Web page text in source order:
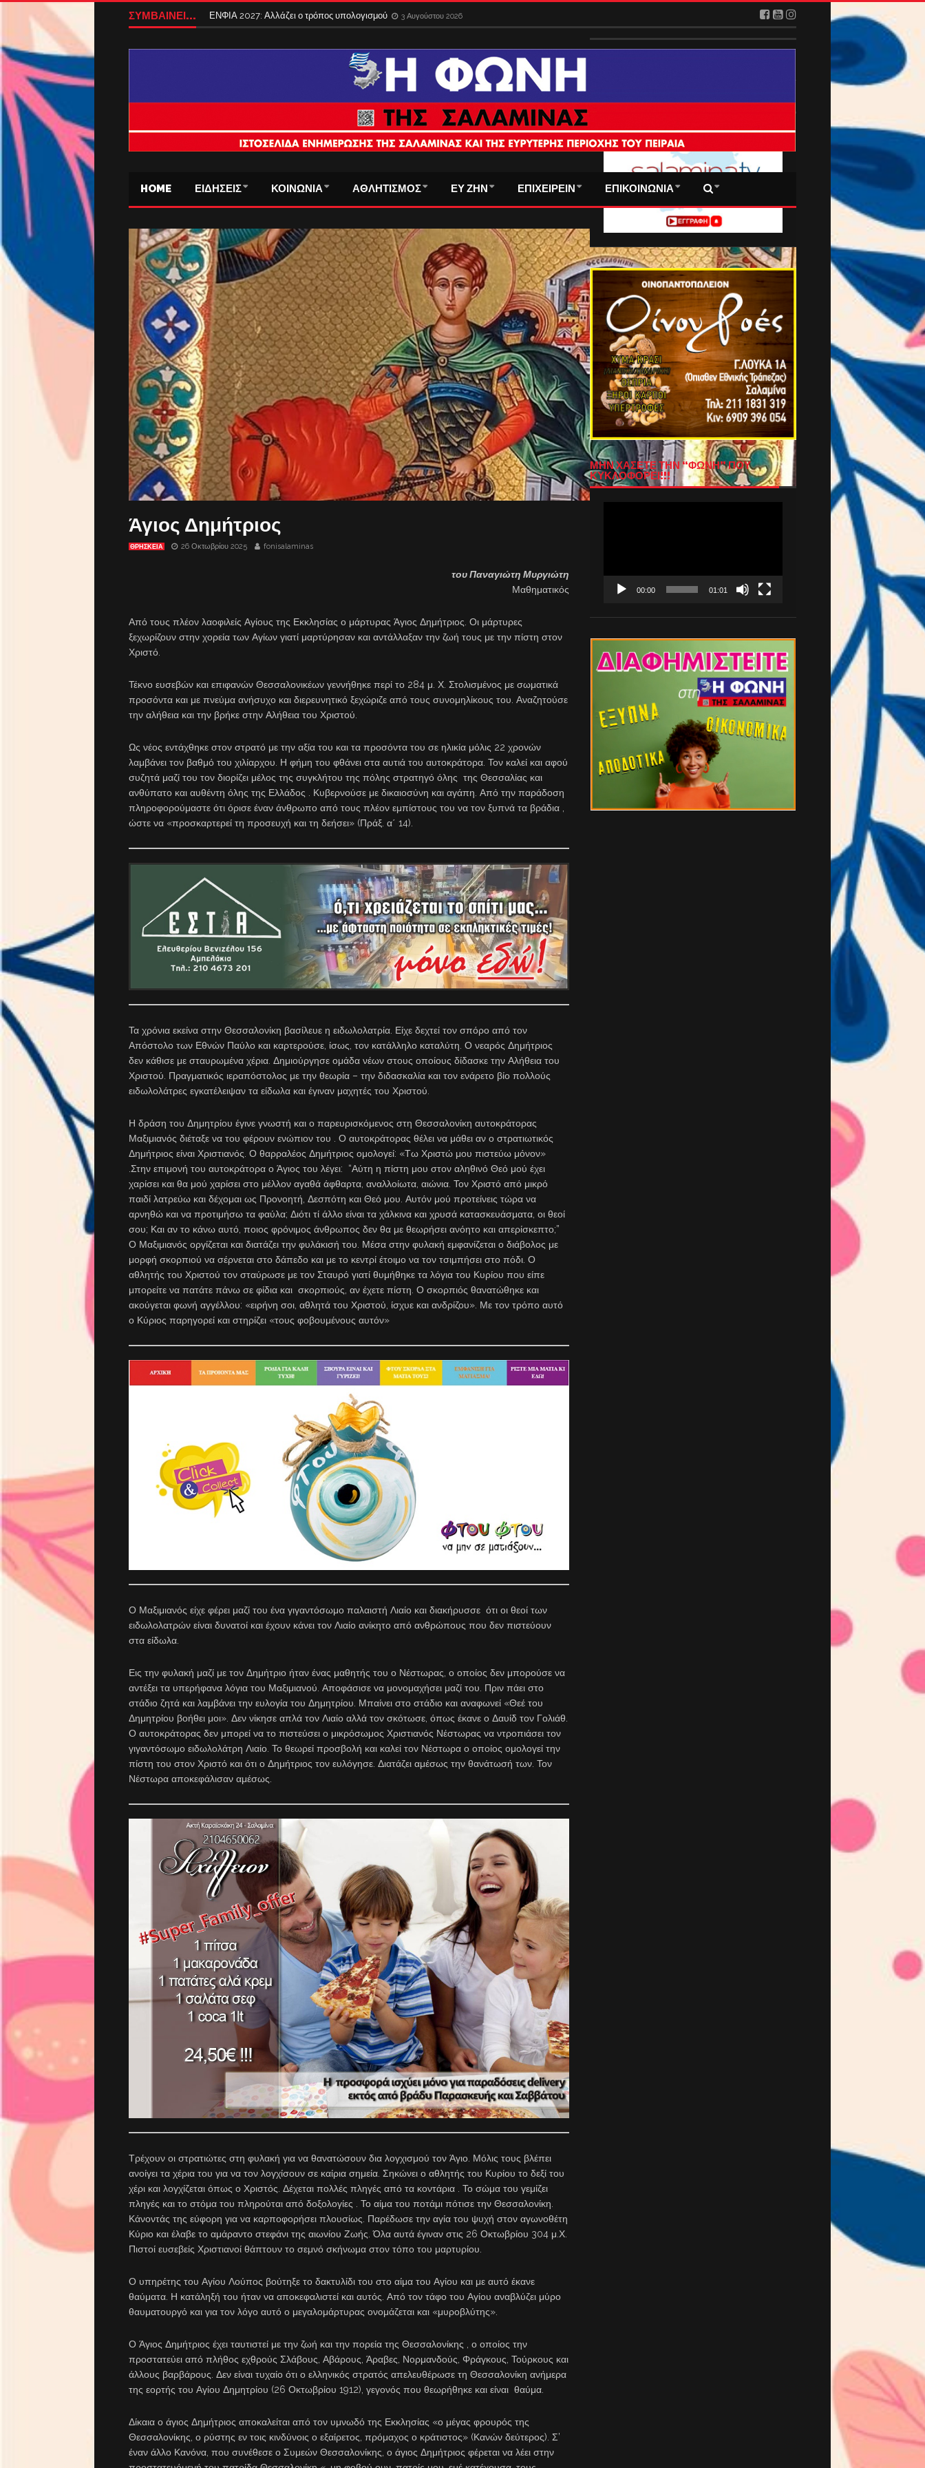
ΣΥΜΒΑΙΝΕΙ... ΕΝΦΙΑ 2027: Αλλάζει ο τρόπος υπολογισμού 3 Αυγούστου 2026
Tέλος από σήμερα τα ταξίδια στο εξωτερικό με την παλιά ταυτότητα – Λήγει η προθεσμία 3 Αυγούστου 2026
HOME ΕΙΔΗΣΕΙΣ ΚΟΙΝΩΝΙΑ ΑΘΛΗΤΙΣΜΟΣ ΕΥ ΖΗΝ ΕΠΙΧΕΙΡΕΙΝ ΕΠΙΚΟΙΝΩΝΙΑ
Άγιος Δημήτριος
ΘΡΗΣΚΕΙΑ 26 Οκτωβρίου 2025 fonisalaminas
του Παναγιώτη Μυργιώτη
Μαθηματικός
Από τους πλέον λαοφιλείς Αγίους της Εκκλησίας ο μάρτυρας Άγιος Δημήτριος. Οι μάρτυρες
ξεχωρίζουν στην χορεία των Αγίων γιατί μαρτύρησαν και αντάλλαξαν την ζωή τους με την πίστη στον
Χριστό.
Τέκνο ευσεβών και επιφανών Θεσσαλονικέων γεννήθηκε περί το 284 μ. Χ. Στολισμένος με σωματικά
προσόντα και με πνεύμα ανήσυχο και διερευνητικό ξεχώριζε από τους συνομηλίκους του. Αναζητούσε
την αλήθεια και την βρήκε στην Αλήθεια του Χριστού.
Ως νέος εντάχθηκε στον στρατό με την αξία του και τα προσόντα του σε ηλικία μόλις 22 χρονών
λαμβάνει τον βαθμό του χιλίαρχου. Η φήμη του φθάνει στα αυτιά του αυτοκράτορα. Τον καλεί και αφού
συζητά μαζί του τον διορίζει μέλος της συγκλήτου της πόλης στρατηγό όλης της Θεσσαλίας και
ανθύπατο και αυθέντη όλης της Ελλάδος . Κυβερνούσε με δικαιοσύνη και αγάπη. Από την παράδοση
πληροφορούμαστε ότι όρισε έναν άνθρωπο από τους πλέον εμπίστους του να τον ξυπνά τα βράδια ,
ώστε να «προσκαρτερεί τη προσευχή και τη δεήσει» (Πράξ. α΄ 14).
Τα χρόνια εκείνα στην Θεσσαλονίκη βασίλευε η ειδωλολατρία. Είχε δεχτεί τον σπόρο από τον
Απόστολο των Εθνών Παύλο και καρτερούσε, ίσως, τον κατάλληλο καταλύτη. Ο νεαρός Δημήτριος
δεν κάθισε με σταυρωμένα χέρια. Δημιούργησε ομάδα νέων στους οποίους δίδασκε την Αλήθεια του
Χριστού. Πραγματικός ιεραπόστολος με την θεωρία – την διδασκαλία και τον ενάρετο βίο πολλούς
ειδωλολάτρες εγκατέλειψαν τα είδωλα και έγιναν μαχητές του Χριστού.
Η δράση του Δημητρίου έγινε γνωστή και ο παρευρισκόμενος στη Θεσσαλονίκη αυτοκράτορας
Μαξιμιανός διέταξε να του φέρουν ενώπιον του . Ο αυτοκράτορας θέλει να μάθει αν ο στρατιωτικός
Δημήτριος είναι Χριστιανός. Ο θαρραλέος Δημήτριος ομολογεί: «Τω Χριστώ μου πιστεύω μόνον»
.Στην επιμονή του αυτοκράτορα ο Άγιος του λέγει: “Αύτη η πίστη μου στον αληθινό Θεό μού έχει
χαρίσει και θα μού χαρίσει στο μέλλον αγαθά άφθαρτα, αναλλοίωτα, αιώνια. Τον Χριστό από μικρό
παιδί λατρεύω και δέχομαι ως Προνοητή, Δεσπότη και Θεό μου. Αυτόν μού προτείνεις τώρα να
αρνηθώ και να προτιμήσω τα φαύλα; Διότι τί άλλο είναι τα χάλκινα και χρυσά κατασκευάσματα, οι θεοί
σου; Και αν το κάνω αυτό, ποιος φρόνιμος άνθρωπος δεν θα με θεωρήσει ανόητο και απερίσκεπτο;”
Ο Μαξιμιανός οργίζεται και διατάζει την φυλάκισή του. Μέσα στην φυλακή εμφανίζεται ο διάβολος με
μορφή σκορπιού να σέρνεται στο δάπεδο και με το κεντρί έτοιμο να τον τσιμπήσει στο πόδι. Ο
αθλητής του Χριστού τον σταύρωσε με τον Σταυρό γιατί θυμήθηκε τα λόγια του Κυρίου που είπε
μπορείτε να πατάτε πάνω σε φίδια και σκορπιούς, αν έχετε πίστη. Ο σκορπιός θανατώθηκε και
ακούγεται φωνή αγγέλλου: «ειρήνη σοι, αθλητά του Χριστού, ίσχυε και ανδρίζου». Με τον τρόπο αυτό
ο Κύριος παρηγορεί και στηρίζει «τους φοβουμένους αυτόν»
Ο Μαξιμιανός είχε φέρει μαζί του ένα γιγαντόσωμο παλαιστή Λιαίο και διακήρυσσε ότι οι θεοί των
ειδωλολατρών είναι δυνατοί και έχουν κάνει τον Λιαίο ανίκητο από ανθρώπους που δεν πιστεύουν
στα είδωλα.
Εις την φυλακή μαζί με τον Δημήτριο ήταν ένας μαθητής του ο Νέστωρας, ο οποίος δεν μπορούσε να
αντέξει τα υπερήφανα λόγια του Μαξιμιανού. Αποφάσισε να μονομαχήσει μαζί του. Πριν πάει στο
στάδιο ζητά και λαμβάνει την ευλογία του Δημητρίου. Μπαίνει στο στάδιο και αναφωνεί «Θεέ του
Δημητρίου βοήθει μοι». Δεν νίκησε απλά τον Λιαίο αλλά τον σκότωσε, όπως έκανε ο Δαυίδ τον Γολιάθ.
Ο αυτοκράτορας δεν μπορεί να το πιστεύσει ο μικρόσωμος Χριστιανός Νέστωρας να ντροπιάσει τον
γιγαντόσωμο ειδωλολάτρη Λιαίο. Το θεωρεί προσβολή και καλεί τον Νέστωρα ο οποίος ομολογεί την
πίστη του στον Χριστό και ότι ο Δημήτριος τον ευλόγησε. Διατάζει αμέσως την θανάτωσή των. Τον
Νέστωρα αποκεφάλισαν αμέσως.
Τρέχουν οι στρατιώτες στη φυλακή για να θανατώσουν δια λογχισμού τον Άγιο. Μόλις τους βλέπει
ανοίγει τα χέρια του για να τον λογχίσουν σε καίρια σημεία. Σηκώνει ο αθλητής του Κυρίου το δεξί του
χέρι και λογχίζεται όπως ο Χριστός. Δέχεται πολλές πληγές από τα κοντάρια . Το σώμα του γεμίζει
πληγές και το στόμα του πληρούται από δοξολογίες . Το αίμα του ποτάμι πότισε την Θεσσαλονίκη.
Κάνοντάς της εύφορη για να καρποφορήσει πλουσίως. Παρέδωσε την αγία του ψυχή στον αγωνοθέτη
Κύριο και έλαβε το αμάραντο στεφάνι της αιωνίου Ζωής. Όλα αυτά έγιναν στις 26 Οκτωβρίου 304 μ.Χ.
Πιστοί ευσεβείς Χριστιανοί θάπτουν το σεμνό σκήνωμα στον τόπο του μαρτυρίου.
Ο υπηρέτης του Αγίου Λούπος βούτηξε το δακτυλίδι του στο αίμα του Αγίου και με αυτό έκανε
θαύματα. Η κατάληξή του ήταν να αποκεφαλιστεί και αυτός. Από τον τάφο του Αγίου αναβλύζει μύρο
θαυματουργό και για τον λόγο αυτό ο μεγαλομάρτυρας ονομάζεται και «μυροβλύτης».
Ο Άγιος Δημήτριος έχει ταυτιστεί με την ζωή και την πορεία της Θεσσαλονίκης , ο οποίος την
προστατεύει από πλήθος εχθρούς Σλάβους, Αβάρους, Άραβες, Νορμανδούς, Φράγκους, Τούρκους και
άλλους βαρβάρους. Δεν είναι τυχαίο ότι ο ελληνικός στρατός απελευθέρωσε τη Θεσσαλονίκη ανήμερα
της εορτής του Αγίου Δημητρίου (26 Οκτωβρίου 1912), γεγονός που θεωρήθηκε και είναι θαύμα.
Δίκαια ο άγιος Δημήτριος αποκαλείται από τον υμνωδό της Εκκλησίας «ο μέγας φρουρός της
Θεσσαλονίκης, ο ρύστης εν τοις κινδύνοις ο εξαίρετος, πρόμαχος ο κράτιστος» (Κανών δεύτερος). Σ’
έναν άλλο Κανόνα, που συνέθεσε ο Συμεών Θεσσαλονίκης, ο άγιος Δημήτριος φέρεται να λέει στην
ΜΗΝ ΧΑΣΕΤΕ ΤΗΝ “ΦΩΝΗ” ΠΟΥ
ΚΥΚΛΟΦΟΡΕΙ!!!
00:00 01:01